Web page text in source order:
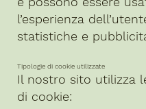
l’esperienza
statistiche e
Tipologie di cookie utilizzate
Il nostro sito utilizza
di cookie: